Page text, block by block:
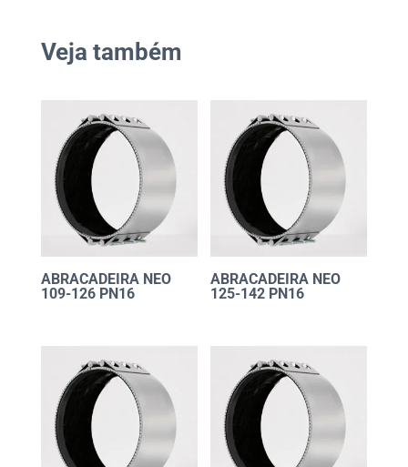
Veja também
ABRACADEIRA NEO
109-126 PN16
ABRACADEIRA NEO
125-142 PN16